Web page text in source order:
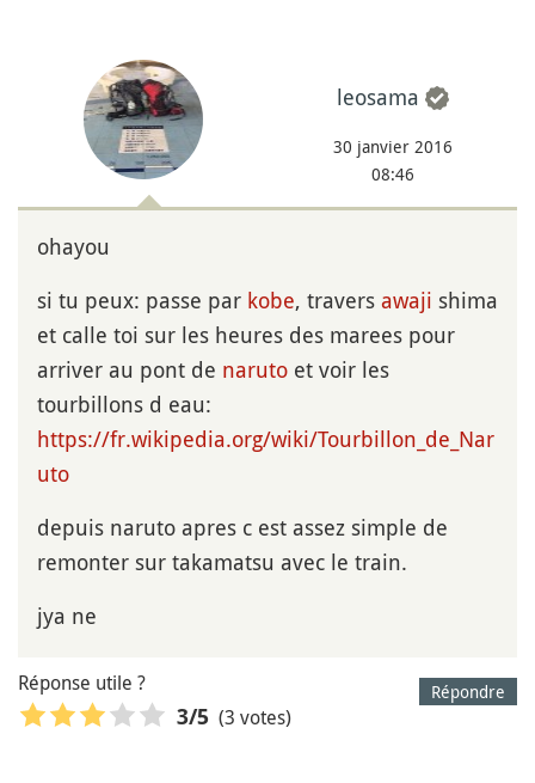
leosama
30 janvier 2016
08:46
ohayou
si tu peux: passe par kobe, travers awaji shima
et calle toi sur les heures des marees pour
arriver au pont de naruto et voir les
tourbillons d eau:
https://fr.wikipedia.org/wiki/Tourbillon_de_Nar
uto
depuis naruto apres c est assez simple de
remonter sur takamatsu avec le train.
jya ne
Répondre
Réponse utile ?
3/5 (3 votes)